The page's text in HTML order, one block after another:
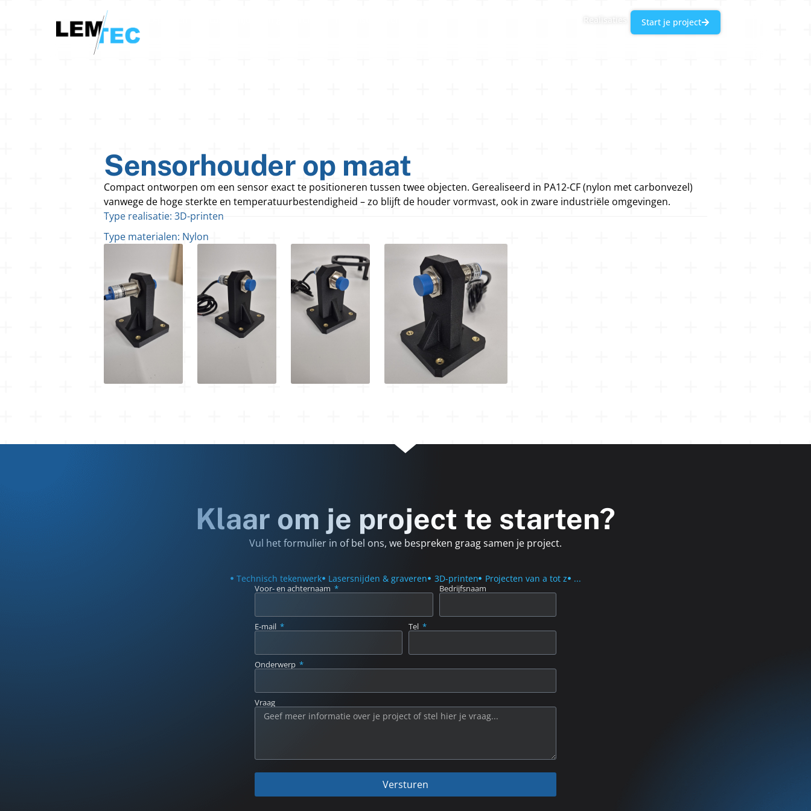
Realisaties Start je project
Sensorhouder op maat
Compact ontworpen om een sensor exact te positioneren tussen twee objecten. Gerealiseerd in PA12-CF (nylon met carbonvezel)
vanwege de hoge sterkte en temperatuurbestendigheid – zo blijft de houder vormvast, ook in zware industriële omgevingen.
Type realisatie: 3D-printen
Type materialen: Nylon
Klaar om je project te starten?
Vul het formulier in of bel ons, we bespreken graag samen je project.
Technisch tekenwerk Lasersnijden & graveren 3D-printen Projecten van a tot z ...
Voor- en achternaam Bedrijfsnaam
E-mail Tel
Onderwerp
Vraag
Versturen